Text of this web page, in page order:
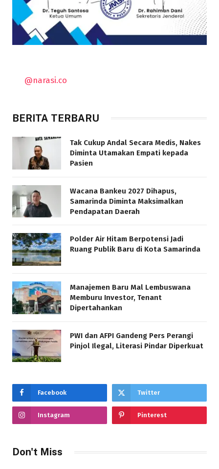
@narasi.co
BERITA TERBARU
Tak Cukup Andal Secara Medis, Nakes
Diminta Utamakan Empati kepada
Pasien
Wacana Bankeu 2027 Dihapus,
Samarinda Diminta Maksimalkan
Pendapatan Daerah
Polder Air Hitam Berpotensi Jadi
Ruang Publik Baru di Kota Samarinda
Manajemen Baru Mal Lembuswana
Memburu Investor, Tenant
Dipertahankan
PWI dan AFPI Gandeng Pers Perangi
Pinjol Ilegal, Literasi Pindar Diperkuat
Facebook Twitter
Instagram Pinterest
Don't Miss